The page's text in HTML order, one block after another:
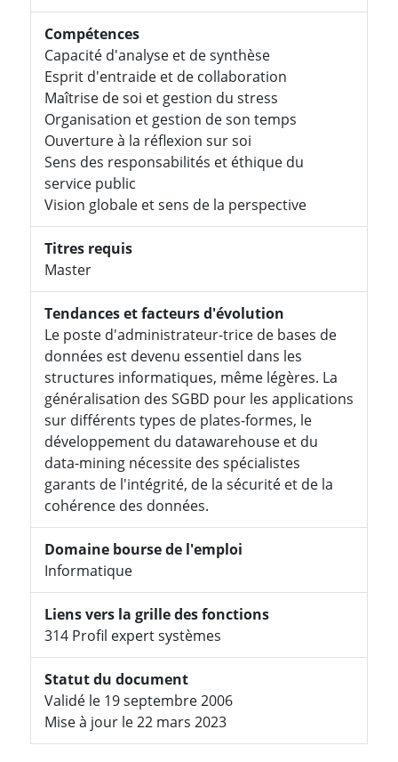
Compétences
Capacité d'analyse et de synthèse
Esprit d'entraide et de collaboration
Maîtrise de soi et gestion du stress
Organisation et gestion de son temps
Ouverture à la réflexion sur soi
Sens des responsabilités et éthique du
service public
Vision globale et sens de la perspective
Titres requis
Master
Tendances et facteurs d'évolution
Le poste d'administrateur-trice de bases de
données est devenu essentiel dans les
structures informatiques, même légères. La
généralisation des SGBD pour les applications
sur différents types de plates-formes, le
développement du datawarehouse et du
data-mining nécessite des spécialistes
garants de l'intégrité, de la sécurité et de la
cohérence des données.
Domaine bourse de l'emploi
Informatique
Liens vers la grille des fonctions
314 Profil expert systèmes
Statut du document
Validé le 19 septembre 2006
Mise à jour le 22 mars 2023